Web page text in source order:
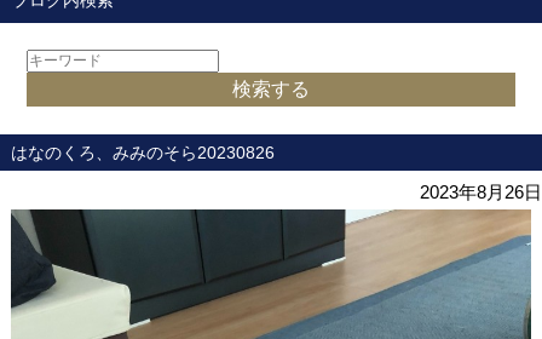
はなのくろ、みみのそら20230826
2023年8月26日